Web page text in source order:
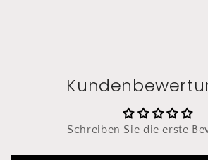
Schreiben Sie die erste